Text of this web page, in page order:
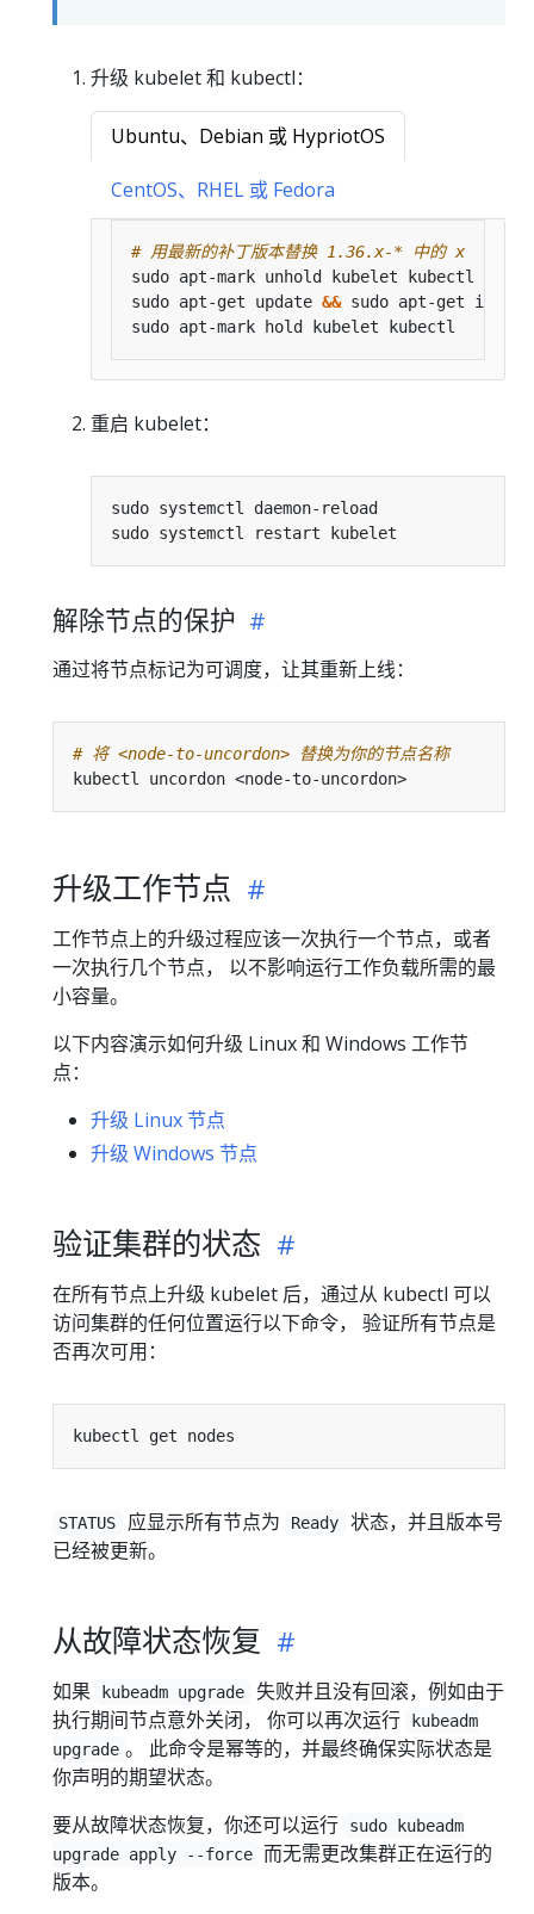
升级 kubelet 和 kubectl：
Ubuntu、Debian 或 HypriotOS
CentOS、RHEL 或 Fedora
# 用最新的补丁版本替换 1.36.x-* 中的 x
sudo apt-mark unhold kubelet kubectl
sudo apt-get update && sudo apt-get
重启 kubelet：
解除节点的保护
通过将节点标记为可调度，让其重新上线：
# 将 <node-to-uncordon> 替换为你的节点名称
升级工作节点
工作节点上的升级过程应该一次执行一个节点，或者
一次执行几个节点， 以不影响运行工作负载所需的最
小容量。
以下内容演示如何升级 Linux 和 Windows 工作节
点：
升级 Linux 节点
升级 Windows 节点
验证集群的状态
在所有节点上升级 kubelet 后，通过从 kubectl 可以
访问集群的任何位置运行以下命令， 验证所有节点是
否再次可用：
STATUS 应显示所有节点为 Ready
状态，并且版本号
已经被更新。
从故障状态恢复
如果 kubeadm upgrade
失败并且没有回滚，例如由于
执行期间节点意外关闭， 你可以再次运行
kubeadm
upgrade 。 此命令是幂等的，并最终确保实际状态是
你声明的期望状态。
要从故障状态恢复，你还可以运行
sudo kubeadm
upgrade apply --force 而无需更改集群正在运行的
版本。